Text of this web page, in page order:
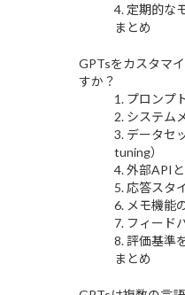
4. 定期的な
まとめ
GPTsをカスタマ
すか？
1. プロンプ
2. システム
3. データセ
tuning）
4. 外部API
5. 応答スタ
6. メモ機能
7. フィード
8. 評価基準
まとめ